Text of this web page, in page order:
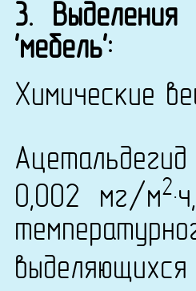
3.
'мебель':
Химические
0,002 мг/м2